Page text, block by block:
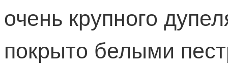
очень крупного
покрыто белыми